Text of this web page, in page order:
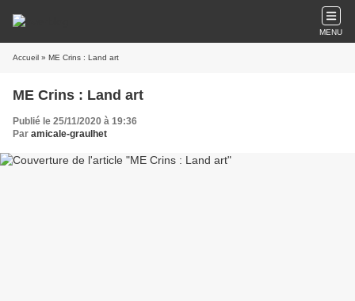
MENU
Accueil » ME Crins : Land art
ME Crins : Land art
Publié le 25/11/2020 à 19:36
Par amicale-graulhet